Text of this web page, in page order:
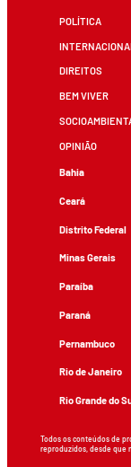
POLÍTICA
DIREITOS
BEM VIVER
OPINIÃO
Bahia
Ceará
Distrito Federal
Minas Gerais
Paraíba
Paraná
Pernambuco
Rio de Janeiro
Rio Grande do
Todos os conteúdos de
reproduzidos, desde que